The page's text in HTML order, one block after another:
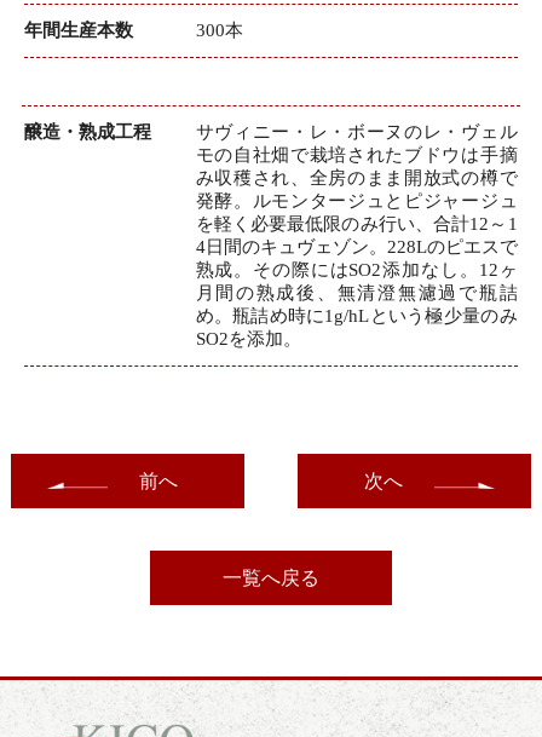
年間生産本数 300本
醸造・熟成工程
サヴィニー・レ・ボーヌのレ・ヴェル
モの自社畑で栽培されたブドウは手摘
み収穫され、全房のまま開放式の樽で
発酵。ルモンタージュとピジャージュ
を軽く必要最低限のみ行い、合計12～1
4日間のキュヴェゾン。228Lのピエスで
熟成。その際にはSO2添加なし。12ヶ
月間の熟成後、無清澄無濾過で瓶詰
め。瓶詰め時に1g/hLという極少量のみ
SO2を添加。
前へ
一覧へ戻る
次へ